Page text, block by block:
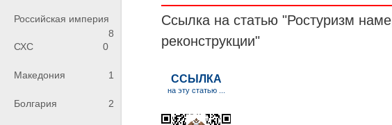
Российская империя
8
СХС
0
Македония 1
Болгария 2
Ссылка на статью "Ростуризм
реконструкции"